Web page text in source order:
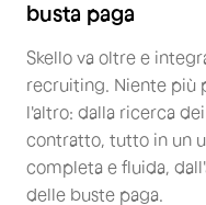
busta paga
Skello va oltre e
recruiting. Niente più
l'altro: dalla ricerca
contratto, tutto in un
completa e fluida,
delle buste paga.